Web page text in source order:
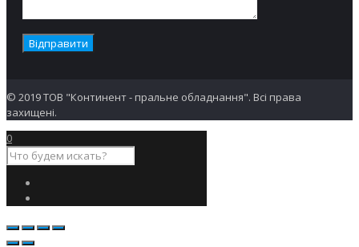
© 2019 ТОВ "Континент - пральне обладнання". Всі права
захищені.
0